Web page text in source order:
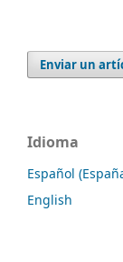
Enviar un
Idioma
Español
English